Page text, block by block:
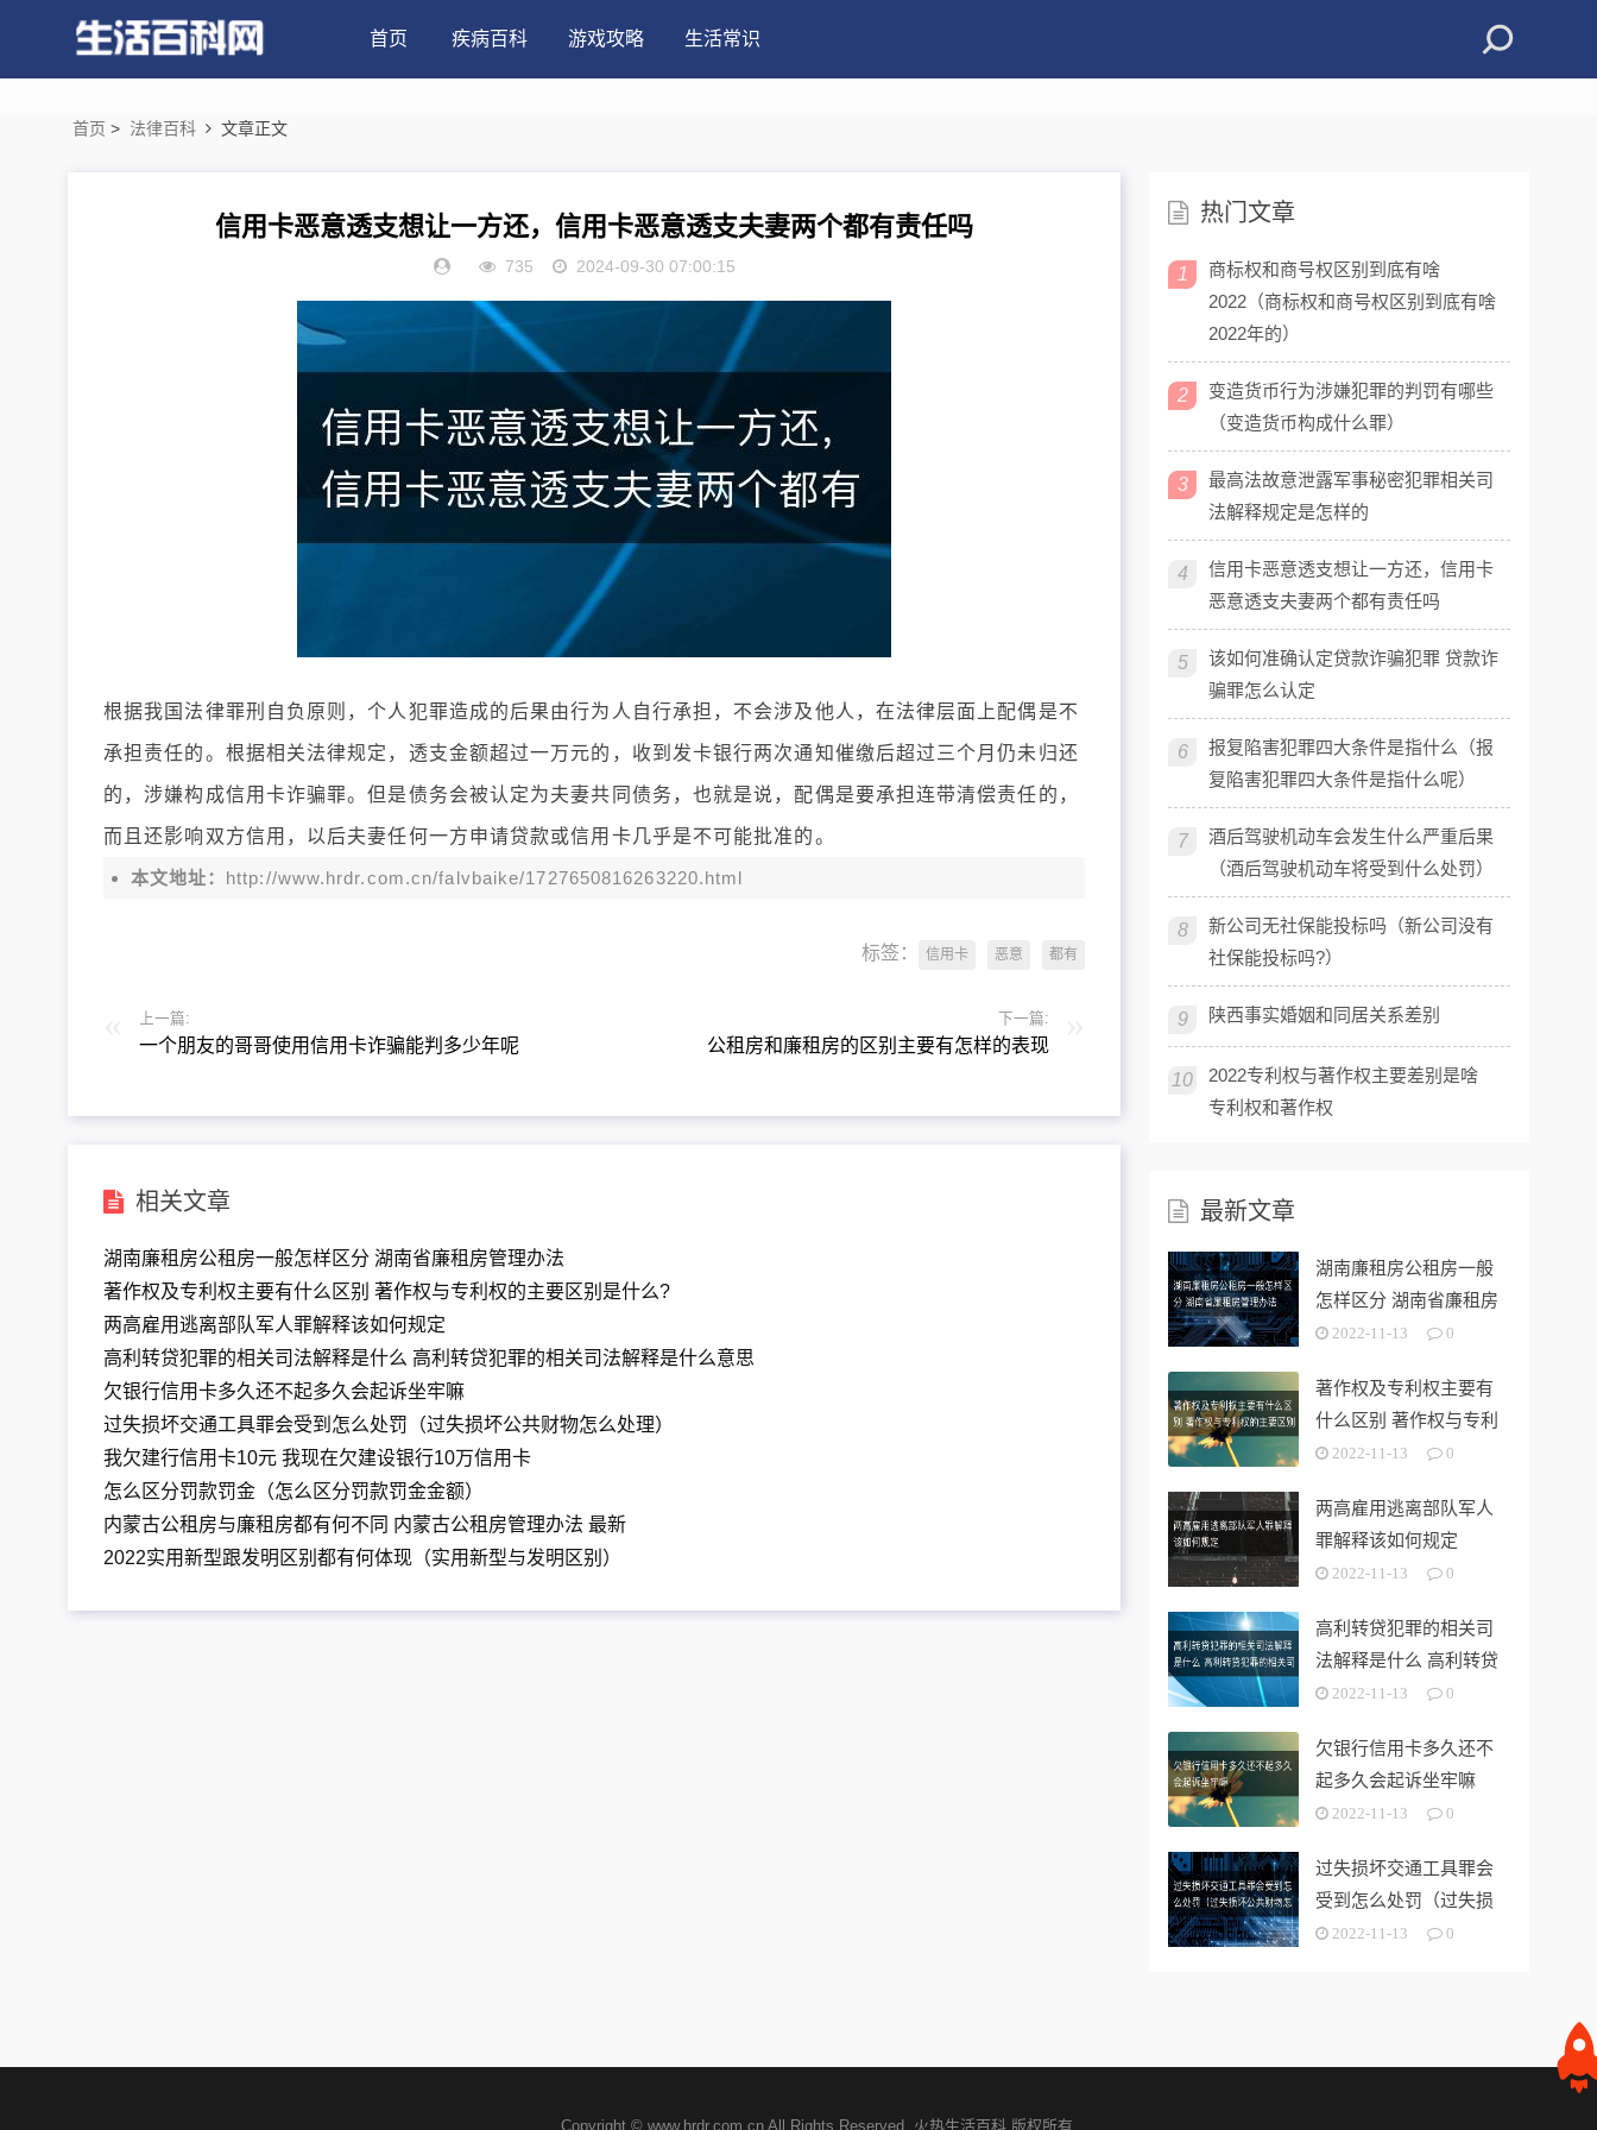
首页 疾病百科 游戏攻略 生活常识
首页 > 法律百科 文章正文
信用卡恶意透支想让一方还，信用卡恶意透支夫妻两个都有责任吗
735 2024-09-30 07:00:15
根据我国法律罪刑自负原则，个人犯罪造成的后果由行为人自行承担，不会涉及他人，在法律层面上配偶是不
承担责任的。根据相关法律规定，透支金额超过一万元的，收到发卡银行两次通知催缴后超过三个月仍未归还
的，涉嫌构成信用卡诈骗罪。但是债务会被认定为夫妻共同债务，也就是说，配偶是要承担连带清偿责任的，
而且还影响双方信用，以后夫妻任何一方申请贷款或信用卡几乎是不可能批准的。
本文地址： http://www.hrdr.com.cn/falvbaike/1727650816263220.html
标签： 信用卡 恶意 都有
上一篇:
一个朋友的哥哥使用信用卡诈骗能判多少年呢
下一篇:
公租房和廉租房的区别主要有怎样的表现
相关文章
湖南廉租房公租房一般怎样区分 湖南省廉租房管理办法
著作权及专利权主要有什么区别 著作权与专利权的主要区别是什么?
两高雇用逃离部队军人罪解释该如何规定
高利转贷犯罪的相关司法解释是什么 高利转贷犯罪的相关司法解释是什么意思
欠银行信用卡多久还不起多久会起诉坐牢嘛
过失损坏交通工具罪会受到怎么处罚（过失损坏公共财物怎么处理）
我欠建行信用卡10元 我现在欠建设银行10万信用卡
怎么区分罚款罚金（怎么区分罚款罚金金额）
内蒙古公租房与廉租房都有何不同 内蒙古公租房管理办法 最新
2022实用新型跟发明区别都有何体现（实用新型与发明区别）
热门文章
1
商标权和商号权区别到底有啥
2022（商标权和商号权区别到底有啥
2022年的）
2
变造货币行为涉嫌犯罪的判罚有哪些
（变造货币构成什么罪）
3
最高法故意泄露军事秘密犯罪相关司
法解释规定是怎样的
4
信用卡恶意透支想让一方还，信用卡
恶意透支夫妻两个都有责任吗
5
该如何准确认定贷款诈骗犯罪 贷款诈
骗罪怎么认定
6
报复陷害犯罪四大条件是指什么（报
复陷害犯罪四大条件是指什么呢）
7
酒后驾驶机动车会发生什么严重后果
（酒后驾驶机动车将受到什么处罚）
8
新公司无社保能投标吗（新公司没有
社保能投标吗?）
9 陕西事实婚姻和同居关系差别
10
2022专利权与著作权主要差别是啥
专利权和著作权
最新文章
湖南廉租房公租房一般
怎样区分 湖南省廉租房
管理办法
2022-11-13 0
著作权及专利权主要有
什么区别 著作权与专利
权的主要区别是什么?
2022-11-13 0
两高雇用逃离部队军人
罪解释该如何规定
2022-11-13 0
高利转贷犯罪的相关司
法解释是什么 高利转贷
犯罪的相关司法解释是
2022-11-13 0
欠银行信用卡多久还不
起多久会起诉坐牢嘛
2022-11-13 0
过失损坏交通工具罪会
受到怎么处罚（过失损
坏公共财物怎么处理）
2022-11-13 0
Copyright © www.hrdr.com.cn All Rights Reserved. 火热生活百科 版权所有